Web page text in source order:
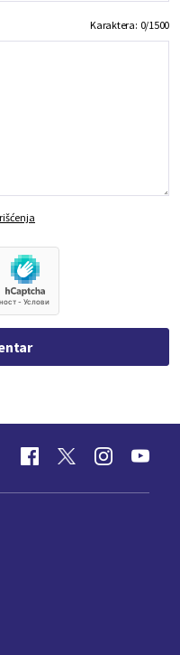
Karaktera: 0/1500